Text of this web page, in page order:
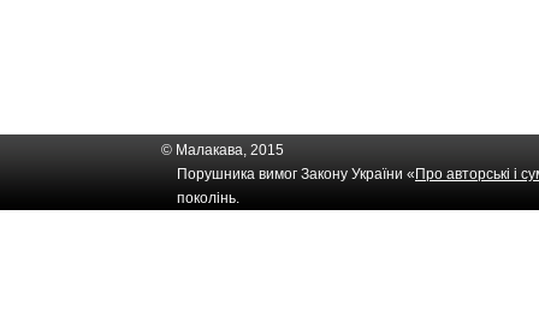
© Малакава, 2015
Порушника вимог Закону України « Про авторські і
поколінь.